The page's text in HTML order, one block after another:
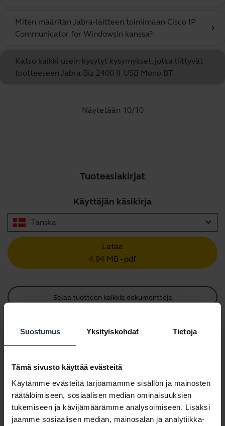
Suostumus Yksityiskohdat Tietoja
Tämä sivusto käyttää evästeitä
Käytämme evästeitä tarjoamamme sisällön ja mainosten
räätälöimiseen, sosiaalisen median ominaisuuksien
tukemiseen ja kävijämäärämme analysoimiseen. Lisäksi
jaamme sosiaalisen median, mainosalan ja analytiikka-
Miten määritän Jabra-laitteen toimimaan Cisco IP
Communicator for Windowsin kanssa?
chevron_right
Katso kaikki usein kysytyt kysymykset, jotka liittyvät
tuotteeseen Jabra Biz 2400 II USB Mono BT
Näytetään 10/10
Tuoteasiakirjat
Käyttäjän käsikirja
Tanska expand_more
Lataa
4.94 MB - pdf
Selaa tuotteen kaikkia dokumentteja